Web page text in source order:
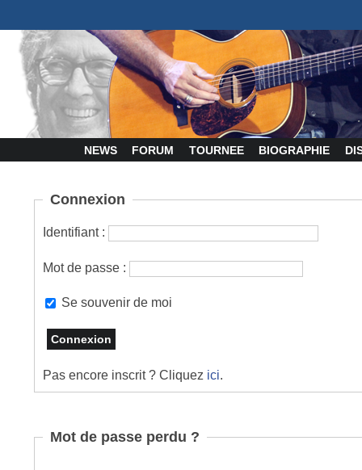
NEWS FORUM TOURNEE BIOGRAPHIE
Connexion
Identifiant :
Mot de passe :
Se souvenir de moi
Pas encore inscrit ? Cliquez ici.
Mot de passe perdu ?